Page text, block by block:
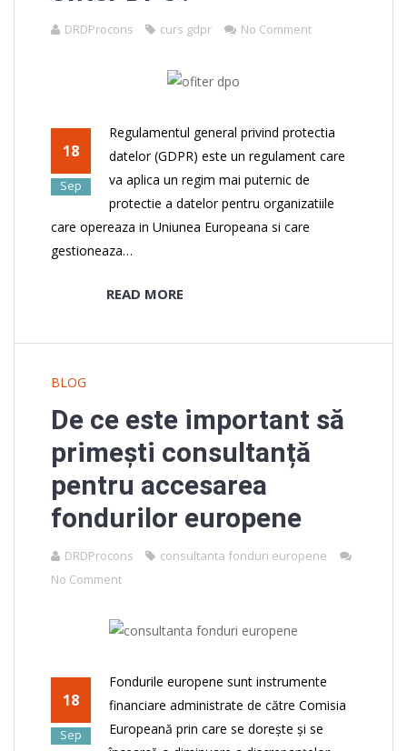
DRDProcons curs gdpr No Comment
18
Sep
Regulamentul general privind protectia
datelor (GDPR) este un regulament care
va aplica un regim mai puternic de
protectie a datelor pentru organizatiile
care opereaza in Uniunea Europeana si care
gestioneaza…
READ MORE
BLOG
De ce este important să
primești consultanță
pentru accesarea
fondurilor europene
DRDProcons
consultanta fonduri europene
No Comment
18
Sep
Fondurile europene sunt instrumente
financiare administrate de către Comisia
Europeană prin care se dorește și se